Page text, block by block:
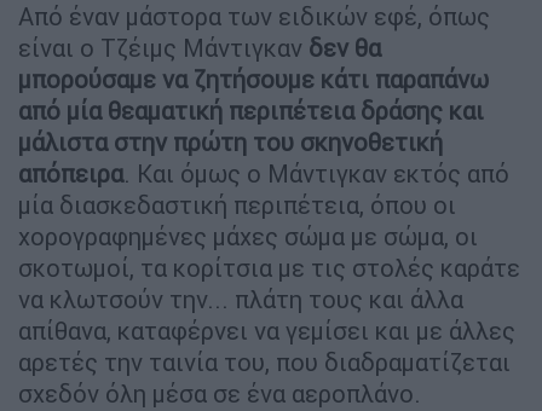
Από έναν μάστορα των ειδικών εφέ, όπως
είναι ο Τζέιμς Μάντιγκαν δεν θα
μπορούσαμε να ζητήσουμε κάτι παραπάνω
από μία θεαματική περιπέτεια δράσης και
μάλιστα στην πρώτη του σκηνοθετική
απόπειρα. Και όμως ο Μάντιγκαν εκτός από
μία διασκεδαστική περιπέτεια, όπου οι
χορογραφημένες μάχες σώμα με σώμα, οι
σκοτωμοί, τα κορίτσια με τις στολές καράτε
να κλωτσούν την... πλάτη τους και άλλα
απίθανα, καταφέρνει να γεμίσει και με άλλες
αρετές την ταινία του, που διαδραματίζεται
σχεδόν όλη μέσα σε ένα αεροπλάνο.